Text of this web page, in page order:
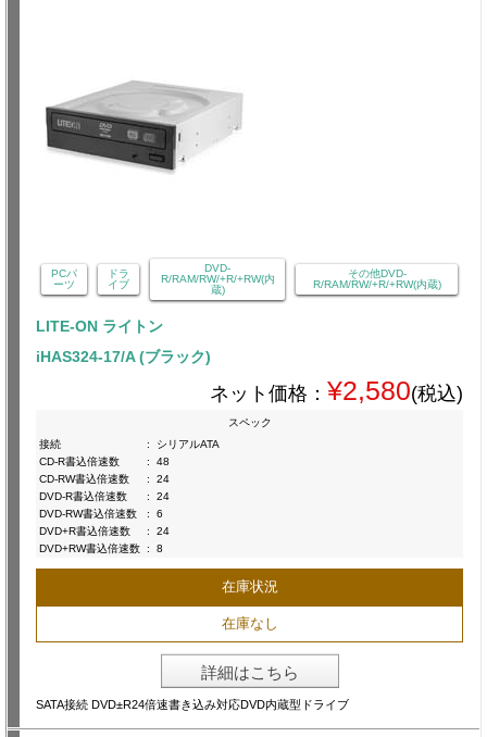
PCパ
ーツ
ドラ
イブ
DVD-
R/RAM/RW/+R/+RW(内
蔵)
その他DVD-
R/RAM/RW/+R/+RW(内蔵)
LITE-ON ライトン
iHAS324-17/A (ブラック)
ネット価格： ¥2,580(税込)
スペック
接続
:
シリアルATA
CD-R書込倍速数
:
48
CD-RW書込倍速数
:
24
DVD-R書込倍速数
:
24
DVD-RW書込倍速数
:
6
DVD+R書込倍速数
:
24
DVD+RW書込倍速数 : 8
在庫状況
在庫なし
詳細はこちら
SATA接続 DVD±R24倍速書き込み対応DVD内蔵型ドライブ